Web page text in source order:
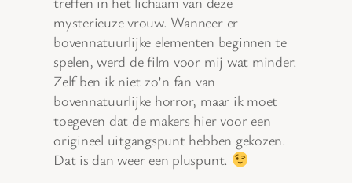
mysterieuze vrouw. Wanneer er
bovennatuurlijke elementen beginnen te
spelen, werd de film voor mij wat minder.
Zelf ben ik niet zo’n fan van
bovennatuurlijke horror, maar ik moet
toegeven dat de makers hier voor een
origineel uitgangspunt hebben gekozen.
Dat is dan weer een pluspunt.